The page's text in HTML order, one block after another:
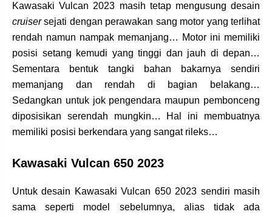
Kawasaki Vulcan 2023 masih tetap mengusung desain
cruisersejati dengan perawakan sang motor yang terlihat
rendah namun nampak memanjang… Motor ini memiliki
posisi setang kemudi yang tinggi dan jauh di depan…
Sementara bentuk tangki bahan bakarnya sendiri
memanjang dan rendah di bagian belakang…
Sedangkan untuk jok pengendara maupun pembonceng
diposisikan serendah mungkin… Hal ini membuatnya
memiliki posisi berkendara yang sangat rileks…
Kawasaki Vulcan 650 2023
Untuk desain Kawasaki Vulcan 650 2023 sendiri masih
sama seperti model sebelumnya, alias tidak ada